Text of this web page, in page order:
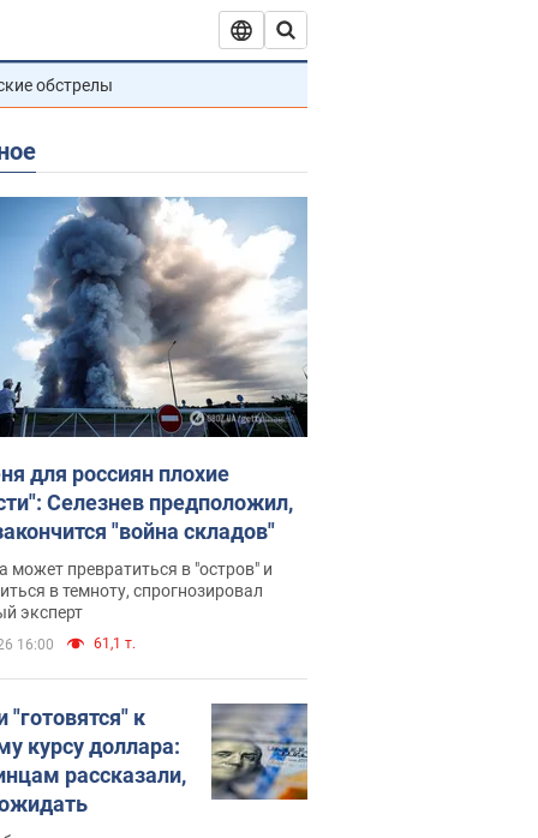
обстрелы
для россиян плохие
Селезнев предположил,
"война складов"
может превратиться в "остров" и
в темноту, спрогнозировал
эксперт
16:00 61,1 т.
"готовятся" к
курсу доллара:
рассказали,